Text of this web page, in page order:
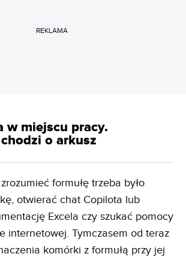
REKLAMA
w miejscu pracy.
o arkusz
formułę trzeba było
otwierać chat Copilota lub
Excela czy szukać pomocy
internetowej. Tymczasem od teraz
komórki z formułą przy jej